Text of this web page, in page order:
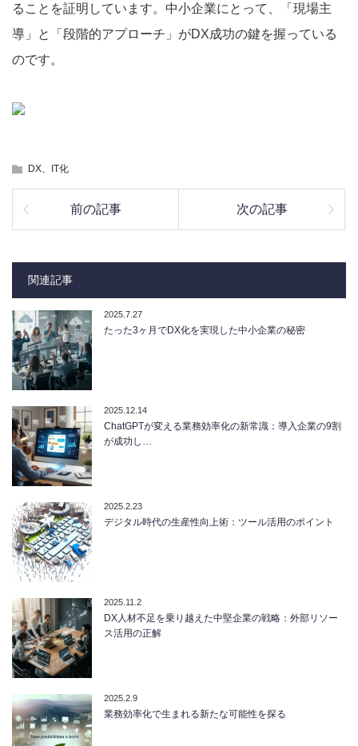
ることを証明しています。中小企業にとって、「現場主
導」と「段階的アプローチ」がDX成功の鍵を握っている
のです。
DX、IT化
前の記事 次の記事
関連記事
2025.7.27
たった3ヶ月でDX化を実現した中小企業の秘密
2025.12.14
ChatGPTが変える業務効率化の新常識：導入企業の9割
が成功し…
2025.2.23
デジタル時代の生産性向上術：ツール活用のポイント
2025.11.2
DX人材不足を乗り越えた中堅企業の戦略：外部リソー
ス活用の正解
2025.2.9
業務効率化で生まれる新たな可能性を探る